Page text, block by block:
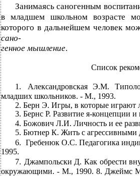
Занимаясь саногенным
в младшем школьном возрасте
которого в дальнейшем человек
сано-
генное мышление.
Список
1.
Александровская Э.М.
младших школьников. - М., 1993.
2. Берн Э. Игры, в которые играют
3. Бернс Р. Развитие я-концепции и
4. Божович Л.И. Личность и ее
5. Бютнер К. Жить с агрессивными
6. Гребенюк О.С. Педагогика
1995.
7. Джампольски Д. Как обрести
окружающими. - М., 1990. 8. Джеймс